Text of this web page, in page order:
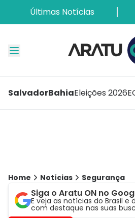
Últimas Notícias
SalvadorBahiaEleições 2026
Home Notícias Segurança
Siga o Aratu ON no
E veja as notícias do Brasil e
com destaque nas suas